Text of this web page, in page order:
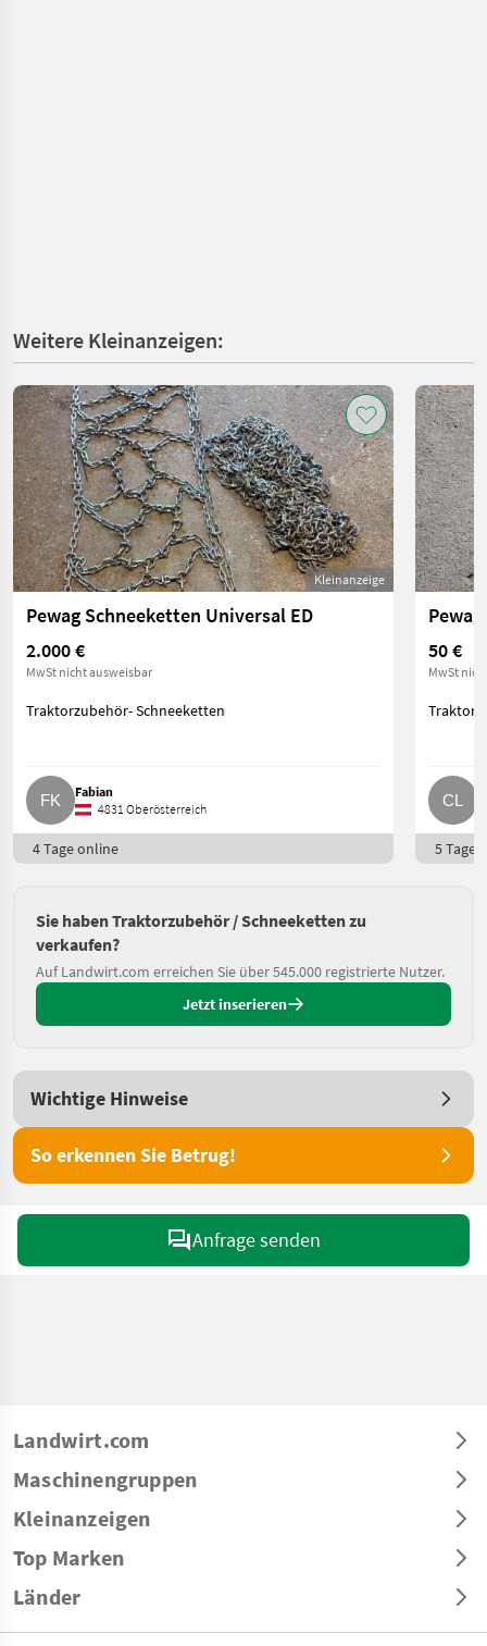
Weitere Kleinanzeigen:
Kleinanzeige
Pewag Schneeketten Universal ED
2.000 €
MwSt nicht ausweisbar
Traktorzubehör- Schneeketten
Fabian
4831 Oberösterreich
4 Tage online
50 €
MwSt
5 Tage
Sie haben Traktorzubehör / Schneeketten zu
verkaufen?
Auf Landwirt.com erreichen Sie über 545.000 registrierte Nutzer.
Jetzt inserieren
Wichtige Hinweise
So erkennen Sie Betrug!
Anfrage senden
Landwirt.com
Maschinengruppen
Kleinanzeigen
Top Marken
Länder